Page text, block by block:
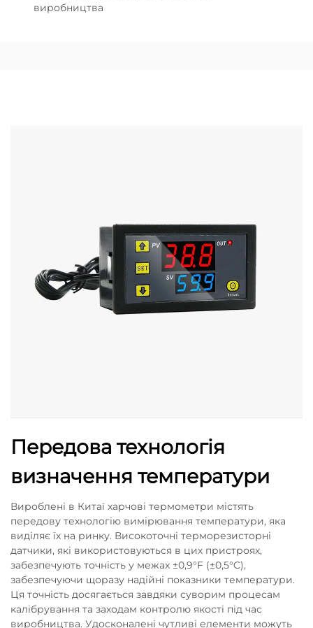
виробництва
Передова технологія
визначення температури
Вироблені в Китаї харчові термометри містять
передову технологію вимірювання температури, яка
виділяє їх на ринку. Високоточні терморезисторні
датчики, які використовуються в цих пристроях,
забезпечують точність у межах ±0,9°F (±0,5°C),
забезпечуючи щоразу надійні показники температури.
Ця точність досягається завдяки суворим процесам
калібрування та заходам контролю якості під час
виробництва. Удосконалені чутливі елементи можуть